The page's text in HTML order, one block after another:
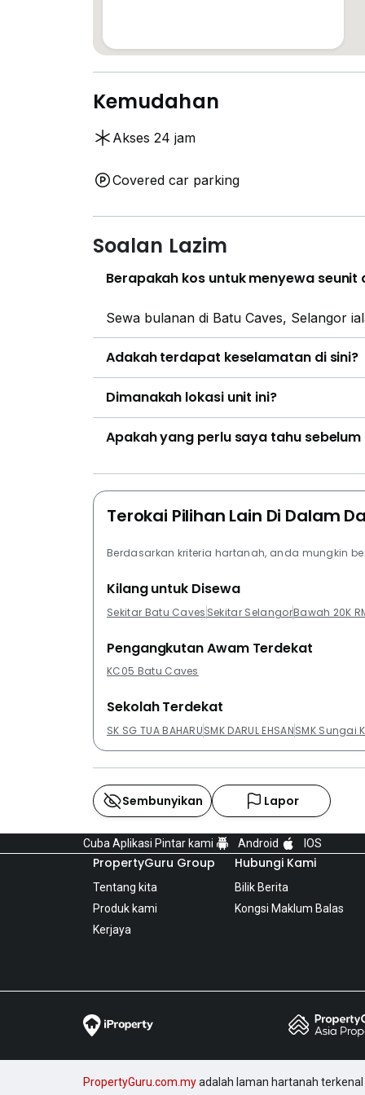
Kemudahan
Akses 24 jam
Covered car parking
Soalan Lazim
Berapakah kos untuk menyewa seunit
Sewa bulanan di Batu Caves, Selangor
Adakah terdapat keselamatan di sini?
Dimanakah lokasi unit ini?
Apakah yang perlu saya tahu
Terokai Pilihan Lain Di Dalam
Berdasarkan kriteria hartanah, anda mungkin
Kilang untuk Disewa
Sekitar Batu Caves Sekitar SelangorBawah 20K
Pengangkutan Awam Terdekat
KC05 Batu Caves
Sekolah Terdekat
SK SG TUA BAHARUSMK DARUL EHSANSMK Sungai
Sembunyikan Lapor
Cuba Aplikasi Pintar kami Android IOS
PropertyGuru Group
Tentang kita
Produk kami
Kerjaya
Hubungi Kami
Bilik Berita
Kongsi Maklum Balas
PropertyGuru.com.myadalah laman hartanah